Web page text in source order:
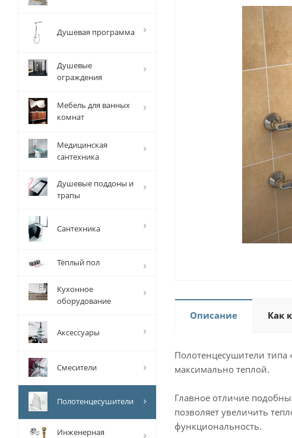
Описание Как
Полотенцесушители типа
максимально теплой.
Главное отличие
позволяет увеличить
функциональность.
Душевая программа
Душевые
ограждения
Мебель для ванных
комнат
Медицинская
сантехника
Душевые поддоны и
трапы
Сантехника
Тёплый пол
Кухонное
оборудование
Аксессуары
Смесители
Полотенцесушители
Инженерная